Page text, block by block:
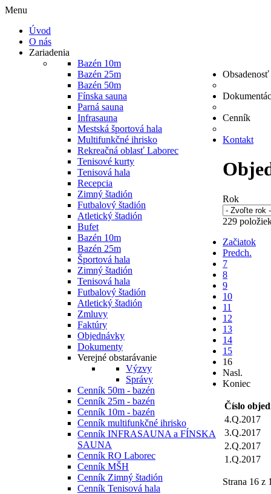
Menu
Úvod
O nás
Zariadenia
Bazén 10m
Bazén 25m
Bazén 50m
Fínska sauna
Parná sauna
Infrasauna
Mestská športová hala
Multifunkčné ihrisko
Rekreačná oblasť Laborec
Tenisové kurty
Tenisová hala
Recepcia
Zimný štadión
Futbalový štadión
Atletický štadión
Bufet
Bazén 10m
Bazén 25m
Športová hala
Zimný štadión
Tenisová hala
Futbalový štadión
Atletický štadión
Zmluvy
Faktúry
Objednávky
Dokumenty
Verejné obstarávanie
Výzvy
Správy
Cenník
Cenník 50m - bazén
Cenník 25m - bazén
Cenník 10m - bazén
Cenník multifunkčné ihrisko
Cenník INFRASAUNA a FÍNSKA
SAUNA
Cenník RO Laborec
Cenník MŠH
Cenník Zimný štadión
Cenník Tenisová hala
Kontakt
Rok
229
Začiatok
Predch.
7
8
9
10
11
12
13
14
15
16
Nasl.
Koniec
Číslo
4.Q.2017
3.Q.2017
2.Q.2017
1.Q.2017
Strana 16 z